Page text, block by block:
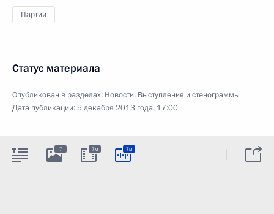
Партии
Статус материала
Опубликован в разделах: Новости, Выступления и стенограммы
Дата публикации:5 декабря 2013 года, 17:00
7 7м 7м